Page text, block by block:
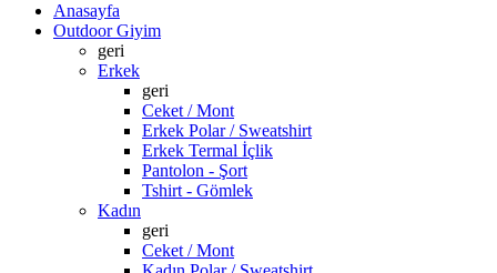
Anasayfa
Outdoor Giyim
geri
Erkek
geri
Ceket / Mont
Erkek Polar / Sweatshirt
Erkek Termal İçlik
Pantolon - Şort
Tshirt - Gömlek
Kadın
geri
Ceket / Mont